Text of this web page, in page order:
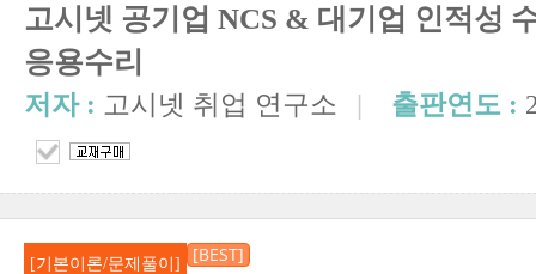
고시넷 공기업 NCS & 대기업 인적성
응용수리
저자 : 고시넷 취업 연구소 | 출판연도 :
[기본이론/문제풀이] [BEST]